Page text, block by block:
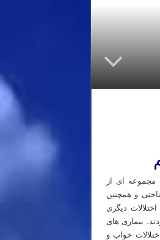
ای از
و همچنین
دیگری
بیماری های
خواب و